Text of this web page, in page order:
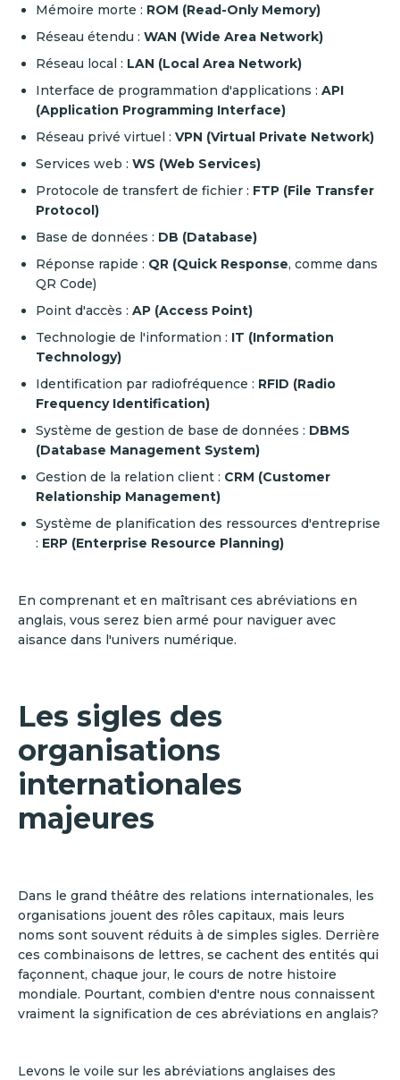
Mémoire morte : ROM (Read-Only Memory)
Réseau étendu : WAN (Wide Area Network)
Réseau local : LAN (Local Area Network)
Interface de programmation d'applications : API
(Application Programming Interface)
Réseau privé virtuel : VPN (Virtual Private Network)
Services web : WS (Web Services)
Protocole de transfert de fichier : FTP (File Transfer
Protocol)
Base de données : DB (Database)
Réponse rapide : QR (Quick Response, comme dans
QR Code)
Point d'accès : AP (Access Point)
Technologie de l'information : IT (Information
Technology)
Identification par radiofréquence : RFID (Radio
Frequency Identification)
Système de gestion de base de données : DBMS
(Database Management System)
Gestion de la relation client : CRM (Customer
Relationship Management)
Système de planification des ressources d'entreprise
: ERP (Enterprise Resource Planning)
En comprenant et en maîtrisant ces abréviations en
anglais, vous serez bien armé pour naviguer avec
aisance dans l'univers numérique.
Les sigles des
organisations
internationales
majeures
Dans le grand théâtre des relations internationales, les
organisations jouent des rôles capitaux, mais leurs
noms sont souvent réduits à de simples sigles. Derrière
ces combinaisons de lettres, se cachent des entités qui
façonnent, chaque jour, le cours de notre histoire
mondiale. Pourtant, combien d'entre nous connaissent
vraiment la signification de ces abréviations en anglais?
Levons le voile sur les abréviations anglaises des